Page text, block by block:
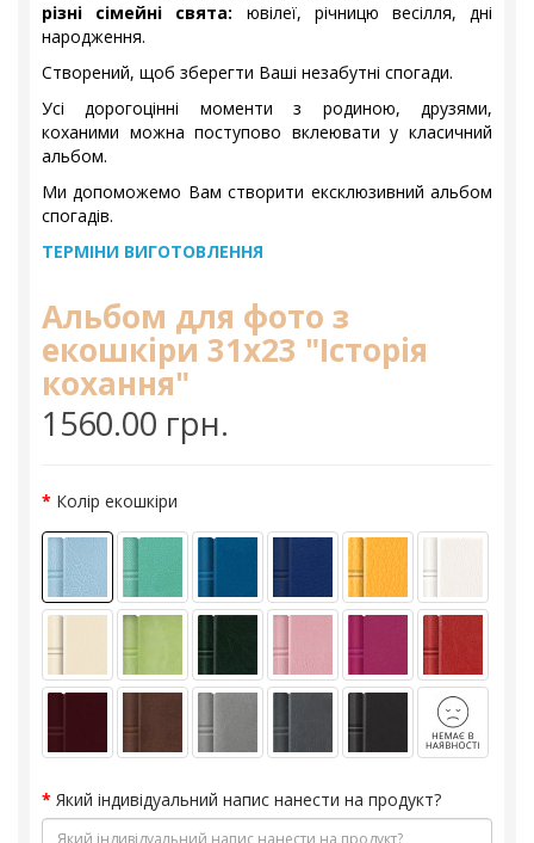
різні сімейні свята: ювілеї, річницю весілля, дні
народження.
Створений, щоб зберегти Ваші незабутні спогади.
Усі дорогоцінні моменти з родиною, друзями,
коханими можна поступово вклеювати у класичний
альбом.
Ми допоможемо Вам створити ексклюзивний альбом
спогадів.
ТЕРМІНИ ВИГОТОВЛЕННЯ
Альбом для фото з
екошкіри 31х23 "Історія
кохання"
1560.00 грн.
Колір екошкіри
Який індивідуальний напис нанести на продукт?